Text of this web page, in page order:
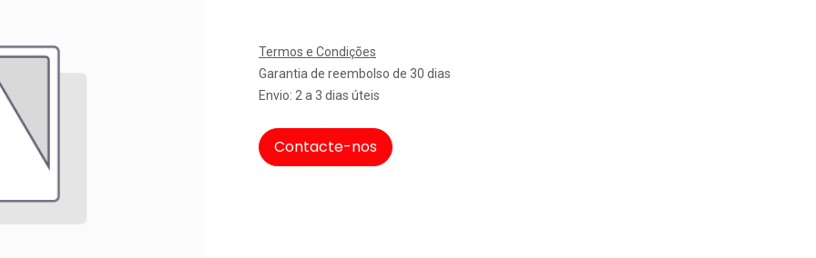
Termos e Condições
Garantia de reembolso de 30 dias
Envio: 2 a 3 dias úteis
Contacte-nos